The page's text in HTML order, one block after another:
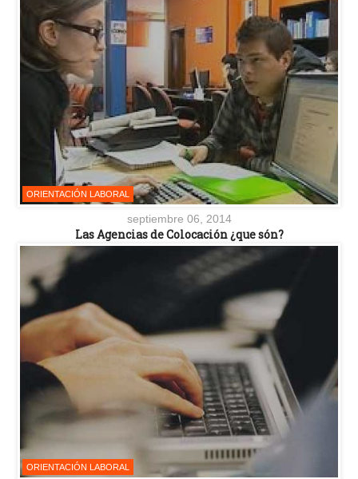
ORIENTACIÓN LABORAL
septiembre 06, 2014
Las Agencias de Colocación ¿que són?
ORIENTACIÓN LABORAL